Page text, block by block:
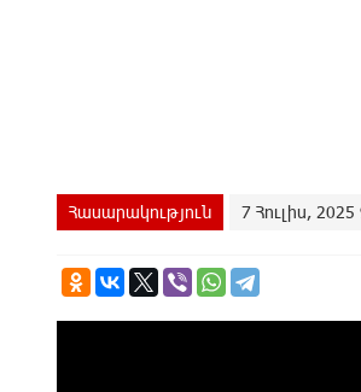
Հասարակություն 7 Հուլիս, 2025